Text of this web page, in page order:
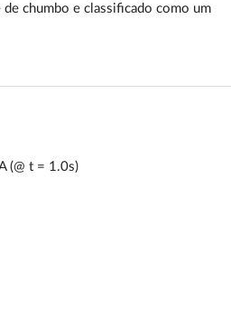
chumbo e classificado como um
(@ t = 1.0s)